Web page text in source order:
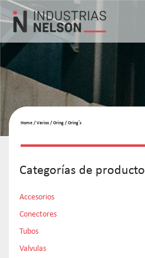
Home /Varios /Oring / Oring´s
Categorías de producto
Accesorios
Conectores
Tubos
Valvulas